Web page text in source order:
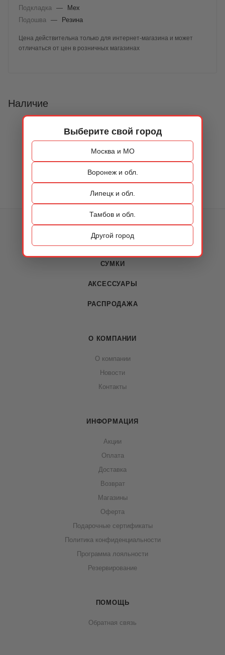
Выберите свой город
Москва и МО
Воронеж и обл.
Липецк и обл.
Тамбов и обл.
Другой город
Подкладка
—
Мех
Подошва
— Резина
Цена действительна только для интернет-магазина и может
отличаться от цен в розничных магазинах
Наличие
КАТАЛОГ
ОБУВЬ
СУМКИ
АКСЕССУАРЫ
РАСПРОДАЖА
О КОМПАНИИ
О компании
Новости
Контакты
ИНФОРМАЦИЯ
Акции
Оплата
Доставка
Возврат
Магазины
Оферта
Подарочные сертификаты
Политика конфиденциальности
Программа лояльности
Резервирование
ПОМОЩЬ
Обратная связь